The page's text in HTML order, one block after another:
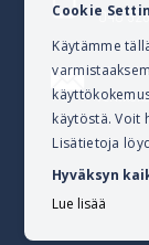
040 528
Lähetä
Cookie
Käytämme
käytöstä. Voit
Lisätietoja
Hyväksyn
Lue lisää